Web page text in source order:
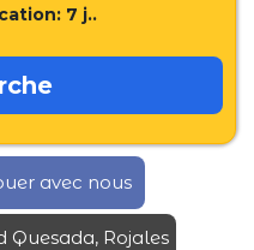
7 j..
avec nous
Quesada, Rojales